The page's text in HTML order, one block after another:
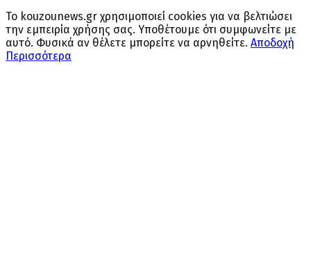
Το kouzounews.gr χρησιμοποιεί cookies για να βελτιώσει
την εμπειρία χρήσης σας. Υποθέτουμε ότι συμφωνείτε με
αυτό. Φυσικά αν θέλετε μπορείτε να αρνηθείτε. Αποδοχή
Περισσότερα